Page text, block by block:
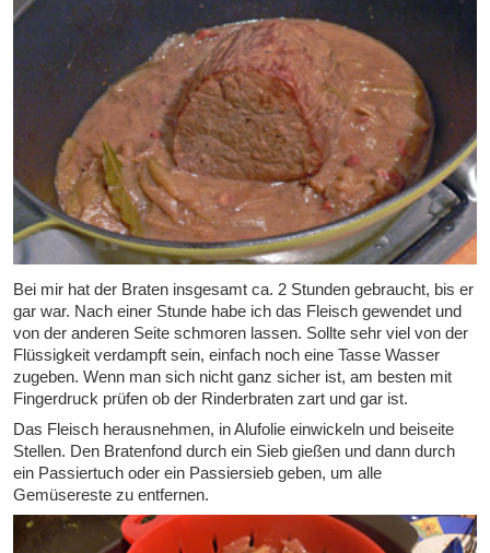
Bei mir hat der Braten insgesamt ca. 2 Stunden gebraucht, bis er
gar war. Nach einer Stunde habe ich das Fleisch gewendet und
von der anderen Seite schmoren lassen. Sollte sehr viel von der
Flüssigkeit verdampft sein, einfach noch eine Tasse Wasser
zugeben. Wenn man sich nicht ganz sicher ist, am besten mit
Fingerdruck prüfen ob der Rinderbraten zart und gar ist.
Das Fleisch herausnehmen, in Alufolie einwickeln und beiseite
Stellen. Den Bratenfond durch ein Sieb gießen und dann durch
ein Passiertuch oder ein Passiersieb geben, um alle
Gemüsereste zu entfernen.